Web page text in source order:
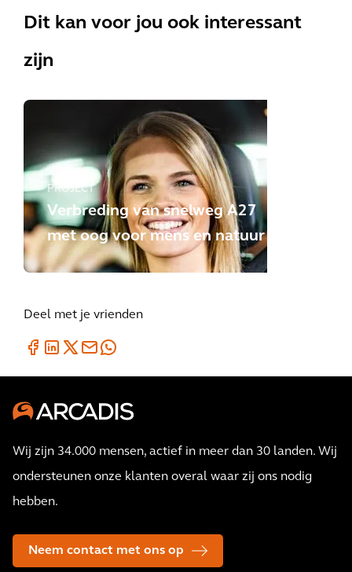
Dit kan voor jou ook interessant
zijn
PROJECT
Verbreding van snelweg A27
met oog voor mens en natuur
Deel met je vrienden
Wij zijn 34.000 mensen, actief in meer dan 30 landen. Wij
ondersteunen onze klanten overal waar zij ons nodig
hebben.
Neem contact met ons op